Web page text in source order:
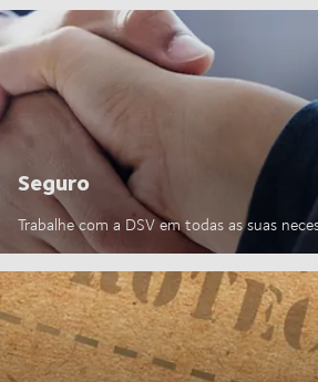
Seguro
Trabalhe com a DSV em todas as suas